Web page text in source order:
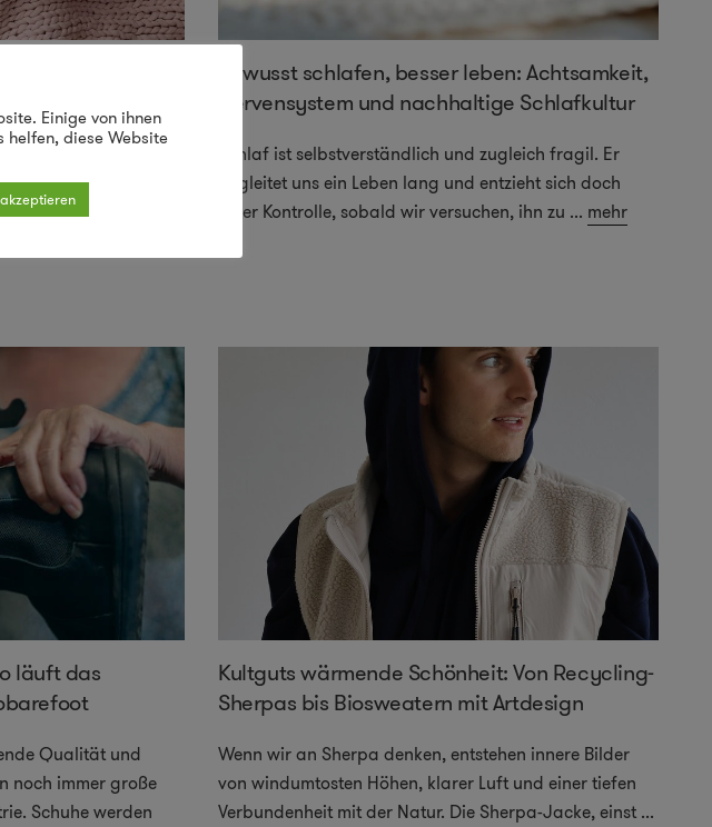
Räume
für viele zu einer
Zwischen
Bewusst schlafen, besser leben: Achtsamkeit,
Nervensystem und nachhaltige Schlafkultur
Schlaf ist selbstverständlich und zugleich fragil. Er
begleitet uns ein Leben lang und entzieht sich doch
jeder Kontrolle, sobald wir versuchen, ihn zu ... mehr
läuft das
Qualität und
noch immer große
Schuhe werden
Kultguts wärmende Schönheit: Von Recycling-
Sherpas bis Biosweatern mit Artdesign
Wenn wir an Sherpa denken, entstehen innere Bilder
von windumtosten Höhen, klarer Luft und einer tiefen
Verbundenheit mit der Natur. Die Sherpa-Jacke, einst ...
Einige von ihnen
helfen, diese Website